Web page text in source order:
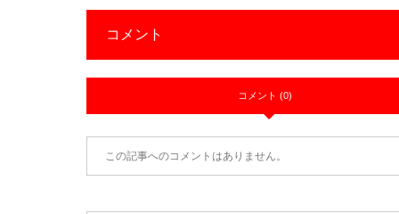
コメント
コメント (0)
この記事へのコメントはありません。